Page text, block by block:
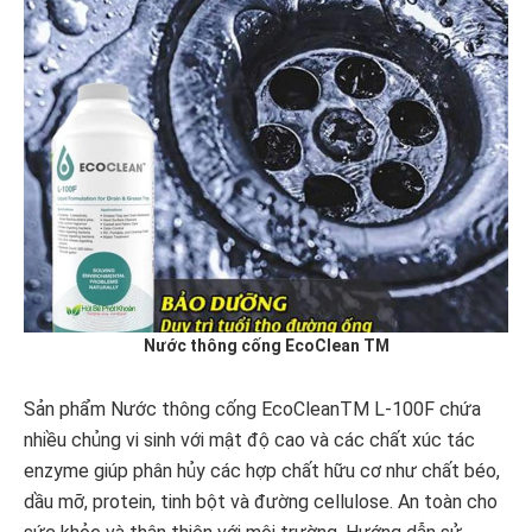
Nước thông cống EcoClean TM
Sản phẩm Nước thông cống EcoCleanTM L-100F chứa
nhiều chủng vi sinh với mật độ cao và các chất xúc tác
enzyme giúp phân hủy các hợp chất hữu cơ như chất béo,
dầu mỡ, protein, tinh bột và đường cellulose. An toàn cho